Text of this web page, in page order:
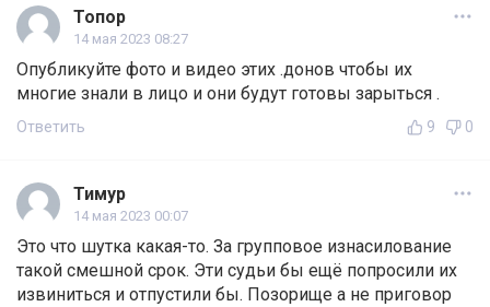
Топор
14 мая 2023 08:27
Опубликуйте фото и видео этих .донов чтобы их
многие знали в лицо и они будут готовы зарыться .
Ответить 9 0
Тимур
14 мая 2023 00:07
Это что шутка какая-то. За групповое изнасилование
такой смешной срок. Эти судьи бы ещё попросили их
извиниться и отпустили бы. Позорище а не приговор